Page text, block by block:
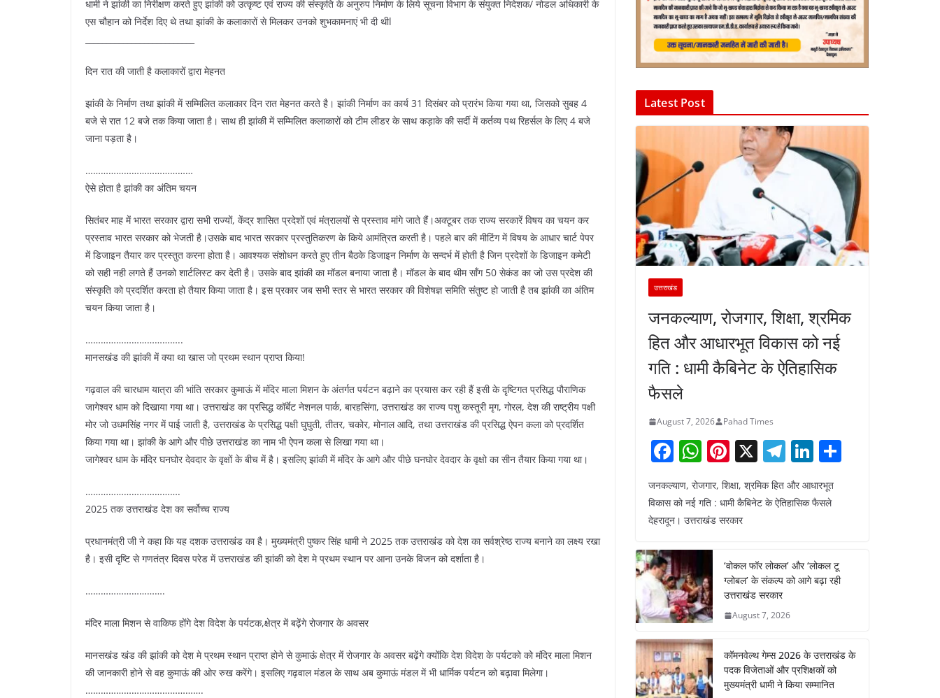
धामी ने झांकी का निरीक्षण करते हुए झांकी को उत्कृष्ट एवं राज्य की संस्कृति के अनुरुप निर्माण के लिये सूचना विभाग के संयुक्त निदेशक/ नोडल अधिकारी के
एस चौहान को निर्देश दिए थे तथा झांकी के कलाकारों से मिलकर उनको शुभकामनाएं भी दी थीl
दिन रात की जाती है कलाकारों द्वारा मेहनत
झांकी के निर्माण तथा झांकी में सम्मिलित कलाकार दिन रात मेहनत करते है। झांकी निर्माण का कार्य 31 दिसंबर को प्रारंभ किया गया था, जिसको सुबह 4
बजे से रात 12 बजे तक किया जाता है। साथ ही झांकी में सम्मिलित कलाकारों को टीम लीडर के साथ कड़ाके की सर्दी में कर्तव्य पथ रिहर्सल के लिए 4 बजे
जाना पड़ता है।
……………………………………
ऐसे होता है झांकी का अंतिम चयन
सितंबर माह में भारत सरकार द्वारा सभी राज्यों, केंद्र शासित प्रदेशों एवं मंत्रालयों से प्रस्ताव मांगे जाते हैं।अक्टूबर तक राज्य सरकारें विषय का चयन कर
प्रस्ताव भारत सरकार को भेजती है।उसके बाद भारत सरकार प्रस्तुतिकरण के किये आमंत्रित करती है। पहले बार की मीटिंग में विषय के आधार चार्ट पेपर
में डिजाइन तैयार कर प्रस्तुत करना होता है। आवश्यक संशोधन करते हुए तीन बैठके डिजाइन निर्माण के सन्दर्भ में होती है जिन प्रदेशों के डिजाइन कमेटी
को सही नही लगते हैं उनको शार्टलिस्ट कर देती है। उसके बाद झांकी का मॉडल बनाया जाता है। मॉडल के बाद थीम सॉंग 50 सेकंड का जो उस प्रदेश की
संस्कृति को प्रदर्शित करता हो तैयार किया जाता है। इस प्रकार जब सभी स्तर से भारत सरकार की विशेषज्ञ समिति संतुष्ट हो जाती है तब झांकी का अंतिम
चयन किया जाता है।
………………………………..
मानसखंड की झांकी में क्या था खास जो प्रथम स्थान प्राप्त किया!
गढ़वाल की चारधाम यात्रा की भांति सरकार कुमाऊं में मंदिर माला मिशन के अंतर्गत पर्यटन बढ़ाने का प्रयास कर रही हैं इसी के दृष्टिगत प्रसिद्ध पौराणिक
जागेश्वर धाम को दिखाया गया था। उत्तराखंड का प्रसिद्ध कॉर्बेट नेशनल पार्क, बारहसिंगा, उत्तराखंड का राज्य पशु कस्तूरी मृग, गोरल, देश की राष्ट्रीय पक्षी
मोर जो उधमसिंह नगर में पाई जाती है, उत्तराखंड के प्रसिद्ध पक्षी घुघुती, तीतर, चकोर, मोनाल आदि, तथा उत्तराखंड की प्रसिद्ध ऐपन कला को प्रदर्शित
किया गया था। झांकी के आगे और पीछे उत्तराखंड का नाम भी ऐपन कला से लिखा गया था।
जागेश्वर धाम के मंदिर घनघोर देवदार के वृक्षों के बीच में है। इसलिए झांकी में मंदिर के आगे और पीछे घनघोर देवदार के वृक्षो का सीन तैयार किया गया था।
……………………………….
2025 तक उत्तराखंड देश का सर्वोच्च राज्य
प्रधानमंत्री जी ने कहा कि यह दशक उत्तराखंड का है। मुख्यमंत्री पुष्कर सिंह धामी ने 2025 तक उत्तराखंड को देश का सर्वश्रेष्ठ राज्य बनाने का लक्ष्य रखा
है। इसी दृष्टि से गणतंत्र दिवस परेड में उत्तराखंड की झांकी को देश मे प्रथम स्थान पर आना उनके विजन को दर्शाता है।
………………………….
मंदिर माला मिशन से वाकिफ होंगे देश विदेश के पर्यटक,क्षेत्र में बढ़ेंगे रोजगार के अवसर
मानसखंड खंड की झांकी को देश मे प्रथम स्थान प्राप्त होने से कुमाऊं क्षेत्र में रोजगार के अवसर बढ़ेंगे क्योंकि देश विदेश के पर्यटको को मंदिर माला मिशन
की जानकारी होने से वह कुमाऊं की ओर रुख करेंगे। इसलिए गढ़वाल मंडल के साथ अब कुमाऊं मंडल में भी धार्मिक पर्यटन को बढ़ावा मिलेगा।
……………………………………….
Latest Post
उत्तराखंड
जनकल्याण, रोजगार, शिक्षा, श्रमिक
हित और आधारभूत विकास को नई
गति : धामी कैबिनेट के ऐतिहासिक
फैसले
August 7, 2026 Pahad Times
F
c
e
o
o
k
W
at
s
p
Pi
er
e
X T
el
e
m
Li
k
n
जनकल्याण, रोजगार, शिक्षा, श्रमिक हित और आधारभूत
विकास को नई गति : धामी कैबिनेट के ऐतिहासिक फैसले
देहरादून। उत्तराखंड सरकार
‘वोकल फॉर लोकल’ और ‘लोकल टू
ग्लोबल’ के संकल्प को आगे बढ़ा रही
उत्तराखंड सरकार
August 7, 2026
कॉमनवेल्थ गेम्स 2026 के उत्तराखंड के
पदक विजेताओं और प्रशिक्षकों को
मुख्यमंत्री धामी ने किया सम्मानित